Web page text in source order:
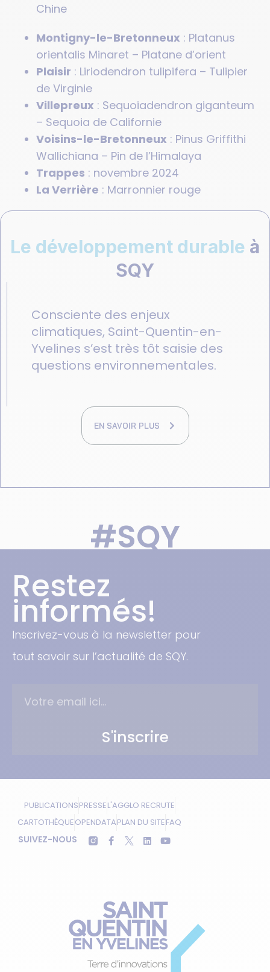
Chine
Montigny-le-Bretonneux : Platanus
orientalis Minaret – Platane d’orient
Plaisir : Liriodendron tulipifera – Tulipier
de Virginie
Villepreux : Sequoiadendron giganteum
– Sequoia de Californie
Voisins-le-Bretonneux : Pinus Griffithi
Wallichiana – Pin de l’Himalaya
Trappes : novembre 2024
La Verrière : Marronnier rouge
Le développement durable à
SQY
Consciente des enjeux
climatiques, Saint-Quentin-en-
Yvelines s’est très tôt saisie des
questions environnementales.
EN SAVOIR PLUS
#SQY
Restez
informés!
Inscrivez-vous à la newsletter pour
tout savoir sur l’actualité de SQY.
S'inscrire
PUBLICATIONSPRESSEL'AGGLO RECRUTE
CARTOTHÈQUEOPENDATAPLAN DU SITEFAQ
SUIVEZ-NOUS